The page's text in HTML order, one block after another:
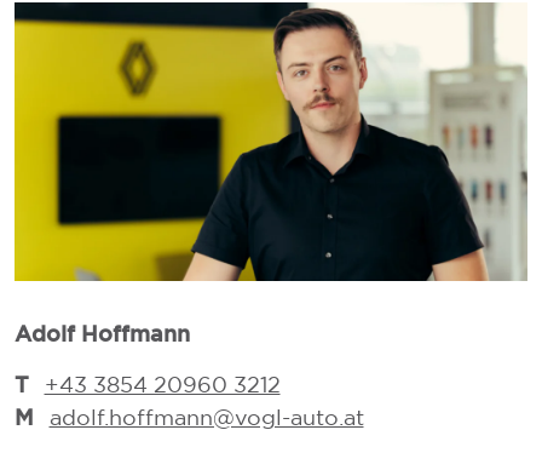
Adolf Hoffmann
T +43 3854 20960 3212
M adolf.hoffmann@vogl-auto.at